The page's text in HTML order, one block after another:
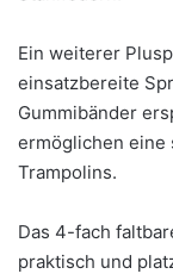
Ein weiterer
einsatzbereite
Gummibänder
ermöglichen eine
Trampolins.
Das 4-fach
praktisch und